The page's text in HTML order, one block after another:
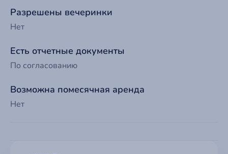
Разрешены вечеринки
Нет
Есть отчетные документы
По согласованию
Возможна помесячная аренда
Нет